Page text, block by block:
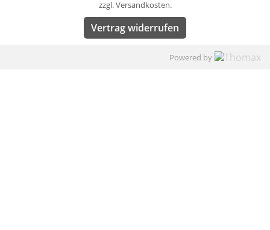
zzgl. Versandkosten.
Vertrag widerrufen
Powered by